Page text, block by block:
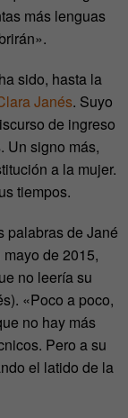
más lenguas
sido, hasta la
Janés. Suyo
de ingreso
Un signo más,
a la mujer.
tiempos.
palabras de Jané
mayo de 2015,
no leería su
«Poco a poco,
no hay más
Pero a su
el latido de la